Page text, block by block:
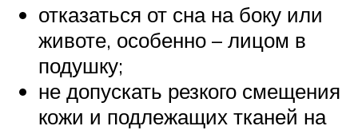
отказаться от сна на боку или
животе, особенно – лицом в
подушку;
не допускать резкого смещения
кожи и подлежащих тканей на